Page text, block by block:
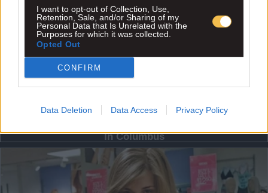
I want to opt-out of Collection, Use,
Retention, Sale, and/or Sharing of my
Personal Data that Is Unrelated with the
Purposes for which it was collected.
Opted Out
CONFIRM
Data Deletion Data Access Privacy Policy